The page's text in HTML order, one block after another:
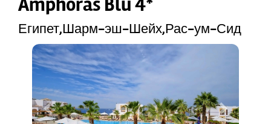
Египет,Шарм-эш-Шейх,Рас-ум-Сид
Previous Next